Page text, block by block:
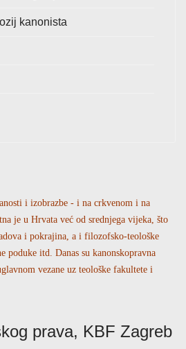
kanonista
i izobrazbe - i na crkvenom i na
je u Hrvata već od srednjega vijeka, što
i pokrajina, a i filozofsko-teološke
poduke itd. Danas su kanonskopravna
vezane uz teološke fakultete i
prava, KBF Zagreb